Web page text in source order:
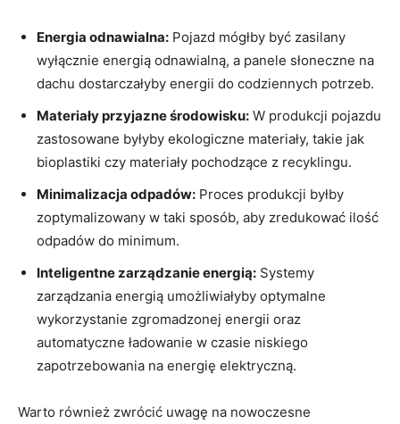
Energia odnawialna: Pojazd mógłby być zasilany
wyłącznie energią odnawialną, a panele słoneczne na
dachu dostarczałyby energii do codziennych potrzeb.
Materiały przyjazne środowisku: W produkcji pojazdu
zastosowane byłyby ekologiczne materiały, takie jak
bioplastiki czy materiały pochodzące z recyklingu.
Minimalizacja odpadów: Proces produkcji byłby
zoptymalizowany w taki sposób, aby zredukować ilość
odpadów do minimum.
Inteligentne zarządzanie energią: Systemy
zarządzania energią umożliwiałyby optymalne
wykorzystanie zgromadzonej energii oraz
automatyczne ładowanie w czasie niskiego
zapotrzebowania na energię elektryczną.
Warto również zwrócić uwagę na nowoczesne